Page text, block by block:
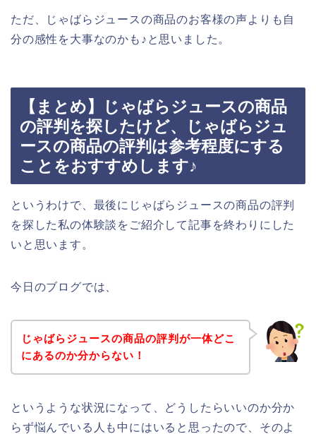
ただ、じゃばらジュースの商品のお客様の声よりも自
分の感性を大事なのかも♪と思いました。
【まとめ】じゃばらジュースの商品
の評判を探したけど、じゃばらジュ
ースの商品の評判は参考程度にする
ことをおすすめします♪
というわけで、最後にじゃばらジュースの商品の評判
を探した私の体験談をご紹介して記事を終わりにした
いと思います。
今日のブログでは、
じゃばらジュースの商品の評判が一体どこ
にあるのか分からない！
というような状況になって、どうしたらいいのか分か
らず悩んでいる人も中にはいると思ったので、そのよ